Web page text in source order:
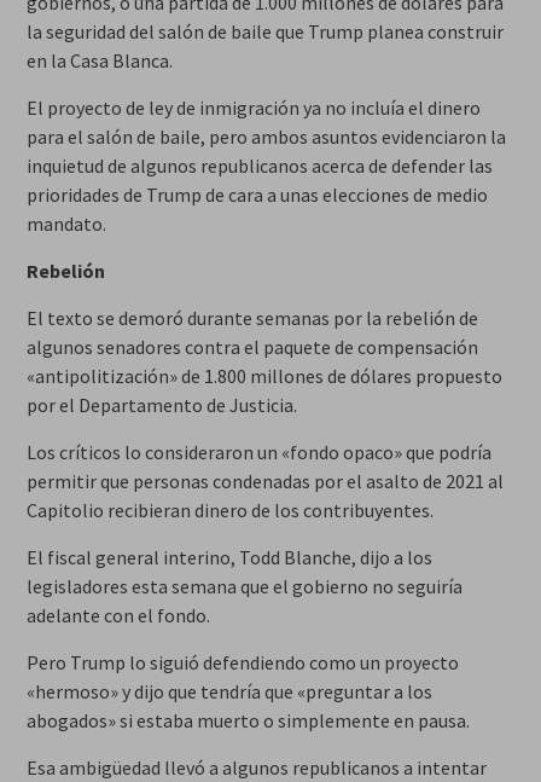
la seguridad del salón de baile que Trump planea construir
en la Casa Blanca.
El proyecto de ley de inmigración ya no incluía el dinero
para el salón de baile, pero ambos asuntos evidenciaron la
inquietud de algunos republicanos acerca de defender las
prioridades de Trump de cara a unas elecciones de medio
mandato.
Rebelión
El texto se demoró durante semanas por la rebelión de
algunos senadores contra el paquete de compensación
«antipolitización» de 1.800 millones de dólares propuesto
por el Departamento de Justicia.
Los críticos lo consideraron un «fondo opaco» que podría
permitir que personas condenadas por el asalto de 2021 al
Capitolio recibieran dinero de los contribuyentes.
El fiscal general interino, Todd Blanche, dijo a los
legisladores esta semana que el gobierno no seguiría
adelante con el fondo.
Pero Trump lo siguió defendiendo como un proyecto
«hermoso» y dijo que tendría que «preguntar a los
abogados» si estaba muerto o simplemente en pausa.
Esa ambigüedad llevó a algunos republicanos a intentar